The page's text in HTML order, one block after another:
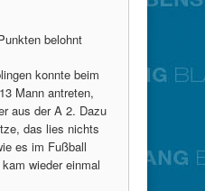
belohnt
konnte beim
Mann antreten,
aus der A 2. Dazu
das lies nichts
es im Fußball
wieder einmal